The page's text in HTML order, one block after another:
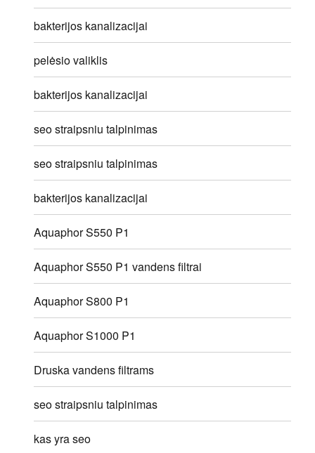
bakterijos kanalizacijai
pelėsio valiklis
bakterijos kanalizacijai
seo straipsniu talpinimas
seo straipsniu talpinimas
bakterijos kanalizacijai
Aquaphor S550 P1
Aquaphor S550 P1 vandens filtrai
Aquaphor S800 P1
Aquaphor S1000 P1
Druska vandens filtrams
seo straipsniu talpinimas
kas yra seo